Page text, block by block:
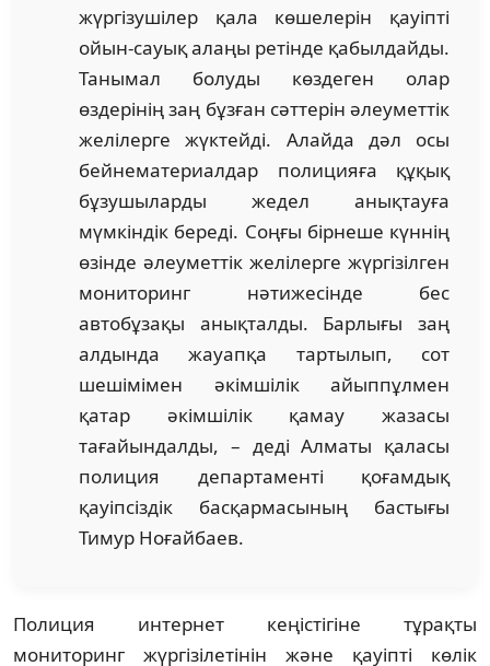
жүргізушілер қала көшелерін қауіпті
ойын-сауық алаңы ретінде қабылдайды.
Танымал болуды көздеген олар
өздерінің заң бұзған сәттерін әлеуметтік
желілерге жүктейді. Алайда дәл осы
бейнематериалдар полицияға құқық
бұзушыларды жедел анықтауға
мүмкіндік береді. Соңғы бірнеше күннің
өзінде әлеуметтік желілерге жүргізілген
мониторинг нәтижесінде бес
автобұзақы анықталды. Барлығы заң
алдында жауапқа тартылып, сот
шешімімен әкімшілік айыппұлмен
қатар әкімшілік қамау жазасы
тағайындалды, – деді Алматы қаласы
полиция департаменті қоғамдық
қауіпсіздік басқармасының бастығы
Тимур Ноғайбаев.
Полиция интернет кеңістігіне тұрақты
мониторинг жүргізілетінін және қауіпті көлік